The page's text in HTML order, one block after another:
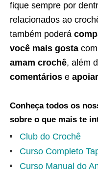
fique sempre por
relacionados ao
também poderá
você mais gosta
amam crochê, além
comentários e
Conheça todos os
sobre o que mais te
Club do Crochê
Curso Completo
Curso Manual do